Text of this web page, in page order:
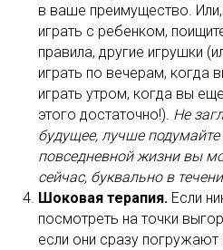
в ваше преимущество.
играть с ребенком,
правила, другие игрушки
играть по вечерам, когда
играть утром, когда вы
этого достаточно!). Не
будущее, лучше
повседневной жизни вы
сейчас, буквально в
Шоковая терапия. Если
посмотреть на точки
если они сразу погружают